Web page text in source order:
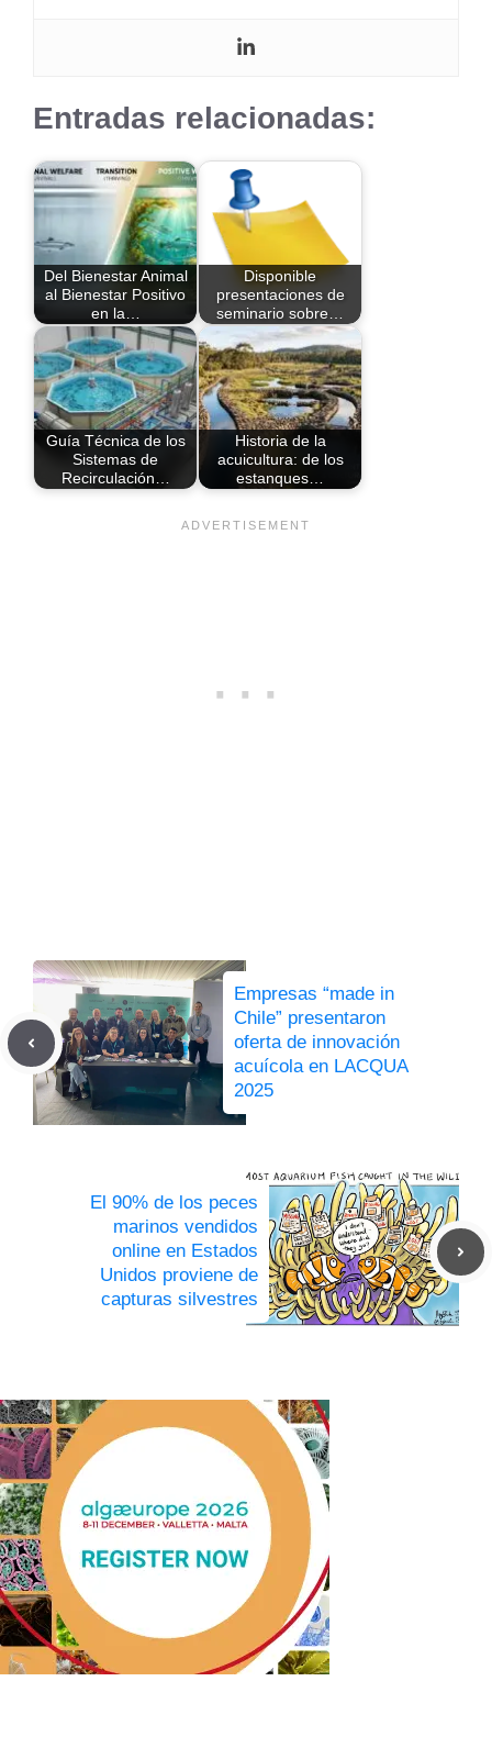
Entradas relacionadas:
Del Bienestar Animal
al Bienestar Positivo
en la…
Disponible
presentaciones de
seminario sobre…
Guía Técnica de los
Sistemas de
Recirculación…
Historia de la
acuicultura: de los
estanques…
Empresas “made in
Chile” presentaron
oferta de innovación
acuícola en LACQUA
2025
El 90% de los peces
marinos vendidos
online en Estados
Unidos proviene de
capturas silvestres